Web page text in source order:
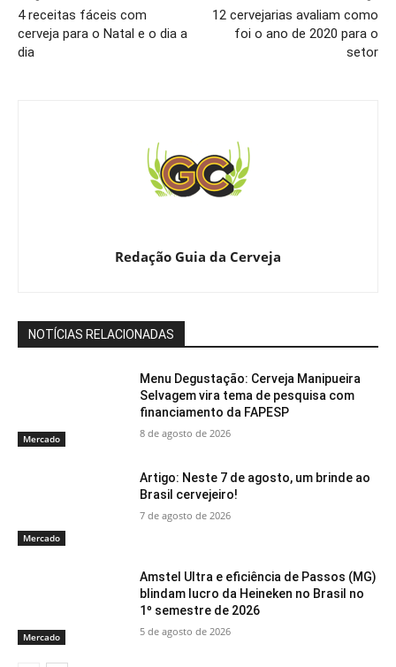
4 receitas fáceis com
cerveja para o Natal e o dia a
dia
12 cervejarias avaliam como
foi o ano de 2020 para o
setor
Redação Guia da Cerveja
NOTÍCIAS RELACIONADAS
Mercado
Menu Degustação: Cerveja Manipueira
Selvagem vira tema de pesquisa com
financiamento da FAPESP
8 de agosto de 2026
Mercado
Artigo: Neste 7 de agosto, um brinde ao
Brasil cervejeiro!
7 de agosto de 2026
Mercado
Amstel Ultra e eficiência de Passos (MG)
blindam lucro da Heineken no Brasil no
1º semestre de 2026
5 de agosto de 2026